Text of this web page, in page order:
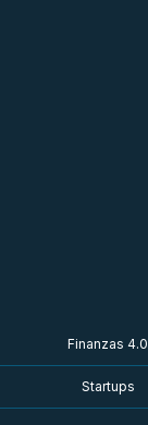
Finanzas 4.0
Startups